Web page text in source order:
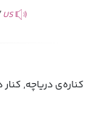
US
کناره‌ی دریاچه,